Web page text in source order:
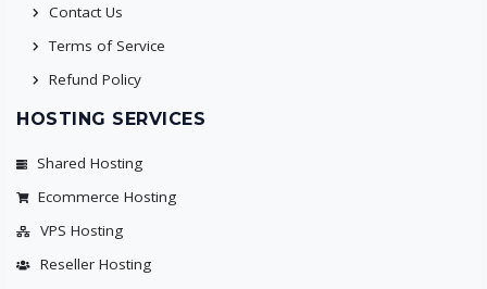
Contact Us
Terms of Service
Refund Policy
HOSTING SERVICES
Shared Hosting
Ecommerce Hosting
VPS Hosting
Reseller Hosting